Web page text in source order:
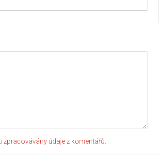
zpracovávány údaje z komentářů.